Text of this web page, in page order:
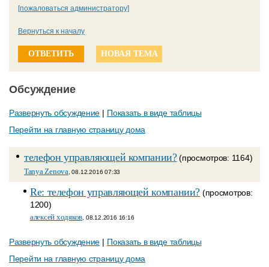
[пожаловаться администратору]
Вернуться к началу
ОТВЕТИТЬ НОВАЯ ТЕМА
Обсуждение
Развернуть обсуждение | Показать в виде таблицы
Перейти на главную страницу дома
телефон управляющей компании?(просмотров: 1164)
Tanya Zenova , 08.12.2016 07:33
Re: телефон управляющей компании? (просмотров:
1200)
алексей ходяков , 08.12.2016 16:16
Развернуть обсуждение | Показать в виде таблицы
Перейти на главную страницу дома